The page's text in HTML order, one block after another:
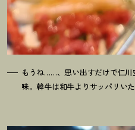
もうね……、思い出すだけで仁川
味。韓牛は和牛よりサッパリいた